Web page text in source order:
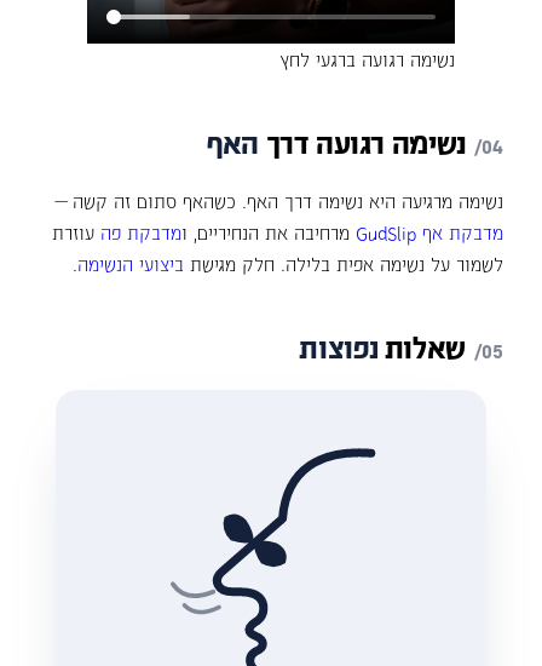
נשימה רגועה ברגעי לחץ
נשימה רגועה דרך האף
נשימה מרגיעה היא נשימה דרך האף. כשהאף סתום זה קשה —
מדבקת אף GudSlip
מרחיבה את הנחיריים, ומדבקת פה עוזרת
לשמור על נשימה אפית בלילה. חלק מגישת ביצועי הנשימה
שאלותנפוצות